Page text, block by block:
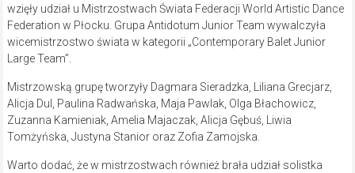
wzięły udział u Mistrzostwach Świata Federacji World Artistic Dance
Federation w Płocku. Grupa Antidotum Junior Team wywalczyła
wicemistrzostwo świata w kategorii „Contemporary Balet Junior
Large Team”.
Mistrzowską grupę tworzyły Dagmara Sieradzka, Liliana Grecjarz,
Alicja Dul, Paulina Radwańska, Maja Pawlak, Olga Błachowicz,
Zuzanna Kamieniak, Amelia Majaczak, Alicja Gębuś, Liwia
Tomżyńska, Justyna Stanior oraz Zofia Zamojska.
Warto dodać, że w mistrzostwach również brała udział solistka